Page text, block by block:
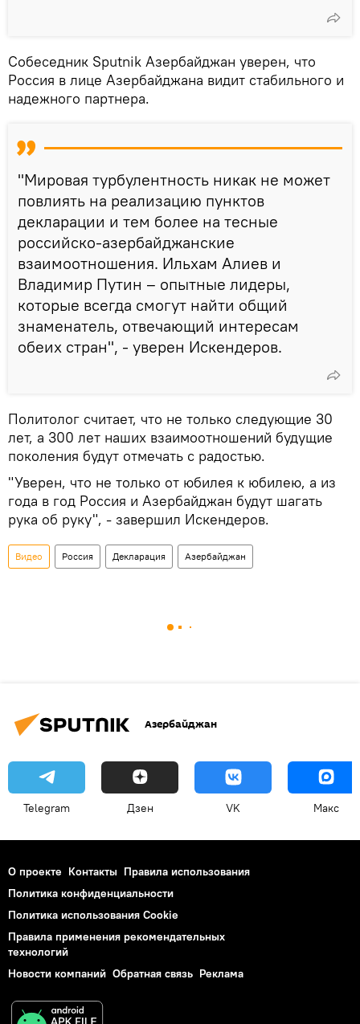
Собеседник Sputnik Азербайджан уверен, что
Россия в лице Азербайджана видит стабильного и
надежного партнера.
"Мировая турбулентность никак не может
повлиять на реализацию пунктов
декларации и тем более на тесные
российско-азербайджанские
взаимоотношения. Ильхам Алиев и
Владимир Путин – опытные лидеры,
которые всегда смогут найти общий
знаменатель, отвечающий интересам
обеих стран", - уверен Искендеров.
Политолог считает, что не только следующие 30
лет, а 300 лет наших взаимоотношений будущие
поколения будут отмечать с радостью.
"Уверен, что не только от юбилея к юбилею, а из
года в год Россия и Азербайджан будут шагать
рука об руку", - завершил Искендеров.
Видео Россия Декларация Азербайджан
Азербайджан
Telegram Дзен VK Макс
О проекте Контакты Правила использования
Политика конфиденциальности
Политика использования Cookie
Правила применения рекомендательных
технологий
Новости компаний Обратная связь Реклама